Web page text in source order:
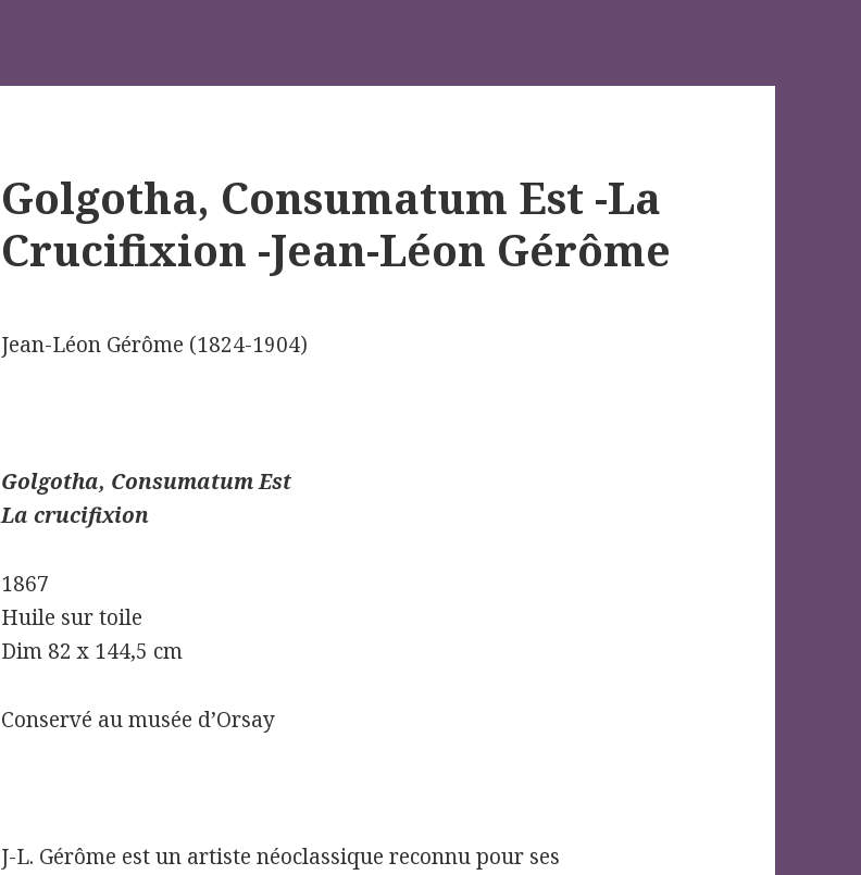
Golgotha, Consumatum Est -La
Crucifixion -Jean-Léon Gérôme
Jean-Léon Gérôme (1824-1904)
Golgotha, Consumatum Est
La crucifixion
1867
Huile sur toile
Dim 82 x 144,5 cm
Conservé au musée d’Orsay
J-L. Gérôme est un artiste néoclassique reconnu pour ses